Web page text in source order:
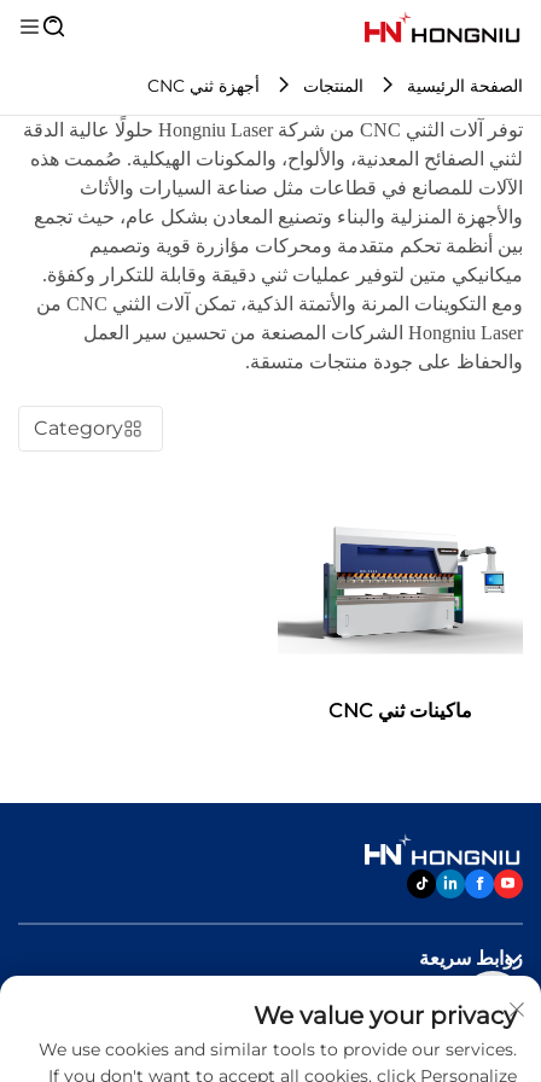
الصفحة الرئيسية المنتجات أجهزة ثني CNC
توفر آلات الثني CNC من شركة Hongniu Laser حلولًا عالية الدقة
لثني الصفائح المعدنية، والألواح، والمكونات الهيكلية. صُممت هذه
الآلات للمصانع في قطاعات مثل صناعة السيارات والأثاث
والأجهزة المنزلية والبناء وتصنيع المعادن بشكل عام، حيث تجمع
بين أنظمة تحكم متقدمة ومحركات مؤازرة قوية وتصميم
ميكانيكي متين لتوفير عمليات ثني دقيقة وقابلة للتكرار وكفؤة.
ومع التكوينات المرنة والأتمتة الذكية، تمكن آلات الثني CNC من
Hongniu Laser الشركات المصنعة من تحسين سير العمل
والحفاظ على جودة منتجات متسقة.
Category
ماكينات ثني CNC
روابط سريعة
منتجات
We value your privacy
We use cookies and similar tools to provide our services.
If you don't want to accept all cookies, click Personalize